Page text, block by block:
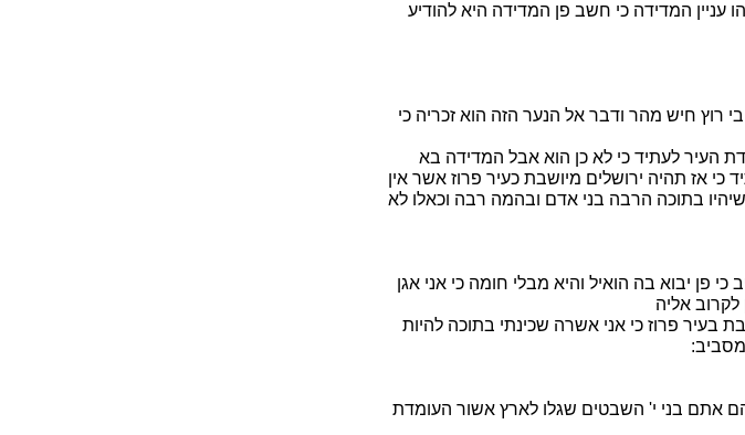
המדידה כי חשב פן המדידה היא להודיע
חיש מהר ודבר אל הנער הזה הוא זכריה כי
העיר לעתיד כי לא כן הוא אבל המדידה בא
אז תהיה ירושלים מיושבת כעיר פרוז אשר אין
בתוכה הרבה בני אדם ובהמה רבה וכאלו לא
פן יבוא בה הואיל והיא מבלי חומה כי אני אגן
אליה
בעיר פרוז כי אני אשרה שכינתי בתוכה להיות
אתם בני י' השבטים שגלו לארץ אשור העומדת